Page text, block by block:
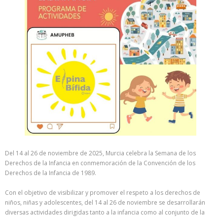
Del 14 al 26 de noviembre de 2025, Murcia celebra la Semana de los
Derechos de la Infancia en conmemoración de la Convención de los
Derechos de la Infancia de 1989.
Con el objetivo de visibilizar y promover el respeto a los derechos de
niños, niñas y adolescentes, del 14 al 26 de noviembre se desarrollarán
diversas actividades dirigidas tanto a la infancia como al conjunto de la